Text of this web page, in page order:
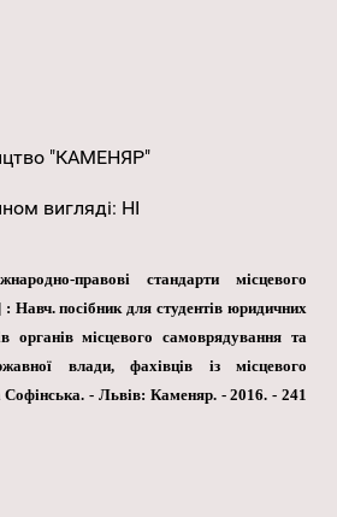
"КАМЕНЯР"
вигляді: НІ
правові стандарти місцевого
Навч. посібник для студентів юридичних
органів місцевого самоврядування та
влади, фахівців із місцевого
- Львів: Каменяр. - 2016. - 241